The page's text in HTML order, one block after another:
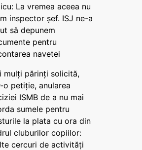
La vremea aceea nu
inspector șef. ISJ ne-a
să depunem
pentru
navetei
mulți părinți solicită,
o petiție, anularea
ISMB de a nu mai
sumele pentru
la plata cu ora din
cluburilor copiilor:
cercuri de activități